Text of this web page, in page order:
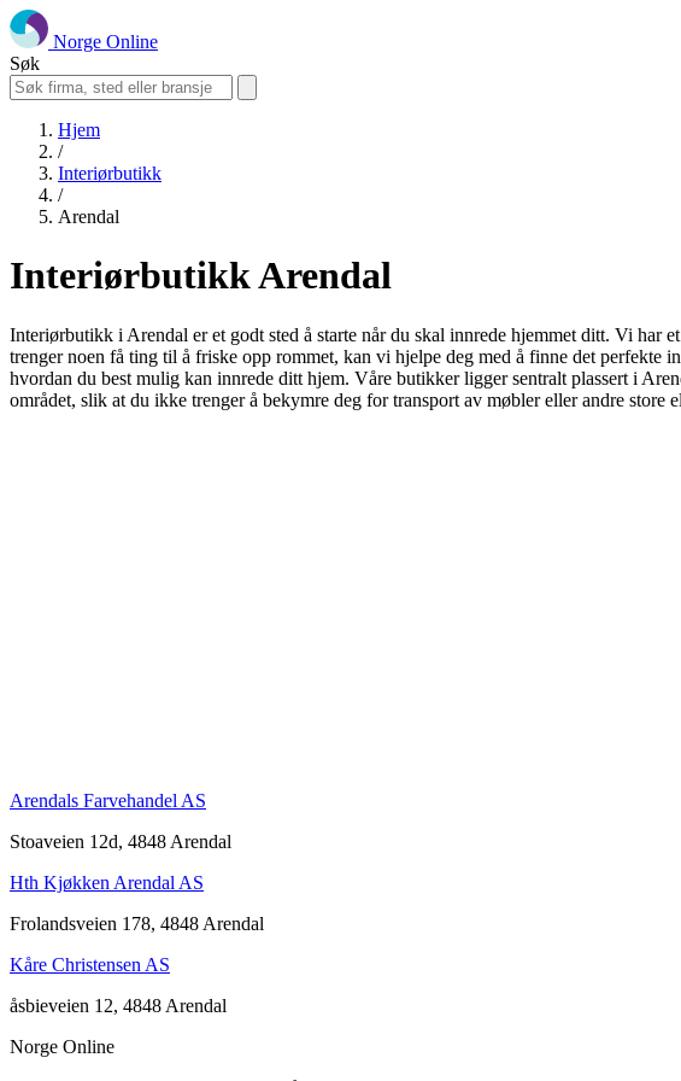
Norge Online
Søk
Hjem
/
Interiørbutikk
/
Arendal
Interiørbutikk Arendal
Interiørbutikk i Arendal er et godt sted å starte når du skal innrede hjemmet ditt. Vi har
trenger noen få ting til å friske opp rommet, kan vi hjelpe deg med å finne det perfekte
hvordan du best mulig kan innrede ditt hjem. Våre butikker ligger sentralt plassert i
området, slik at du ikke trenger å bekymre deg for transport av møbler eller andre
Arendals Farvehandel AS
Stoaveien 12d, 4848 Arendal
Hth Kjøkken Arendal AS
Frolandsveien 178, 4848 Arendal
Kåre Christensen AS
åsbieveien 12, 4848 Arendal
Norge Online